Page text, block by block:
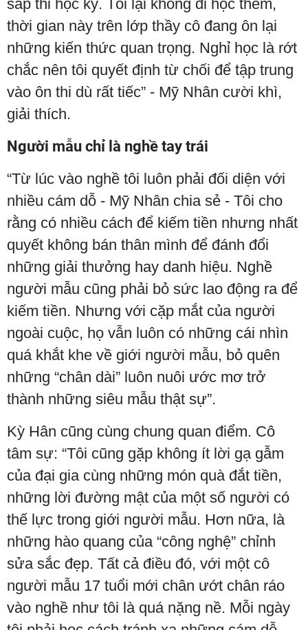
sắp thi học kỳ. Tôi lại không đi học thêm,
thời gian này trên lớp thầy cô đang ôn lại
những kiến thức quan trọng. Nghỉ học là rớt
chắc nên tôi quyết định từ chối để tập trung
vào ôn thi dù rất tiếc” - Mỹ Nhân cười khì,
giải thích.
Người mẫu chỉ là nghề tay trái
“Từ lúc vào nghề tôi luôn phải đối diện với
nhiều cám dỗ - Mỹ Nhân chia sẻ - Tôi cho
rằng có nhiều cách để kiếm tiền nhưng nhất
quyết không bán thân mình để đánh đổi
những giải thưởng hay danh hiệu. Nghề
người mẫu cũng phải bỏ sức lao động ra để
kiếm tiền. Nhưng với cặp mắt của người
ngoài cuộc, họ vẫn luôn có những cái nhìn
quá khắt khe về giới người mẫu, bỏ quên
những “chân dài” luôn nuôi ước mơ trở
thành những siêu mẫu thật sự”.
Kỳ Hân cũng cùng chung quan điểm. Cô
tâm sự: “Tôi cũng gặp không ít lời gạ gẫm
của đại gia cùng những món quà đắt tiền,
những lời đường mật của một số người có
thế lực trong giới người mẫu. Hơn nữa, là
những hào quang của “công nghệ” chỉnh
sửa sắc đẹp. Tất cả điều đó, với một cô
người mẫu 17 tuổi mới chân ướt chân ráo
vào nghề như tôi là quá nặng nề. Mỗi ngày